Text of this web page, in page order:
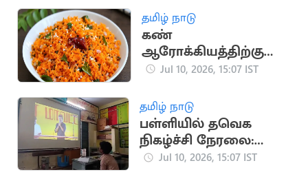
தகனம்
தமிழ் நாடு
கண்
ஆரோக்கியத்திற்கு
சிறந்த காய்கறி
Jul 10, 2026, 15:07 IST
தமிழ் நாடு
பள்ளியில் தவெக
நிகழ்ச்சி நேரலை:
தலைமை ஆசிரியை
Jul 10, 2026, 15:07 IST